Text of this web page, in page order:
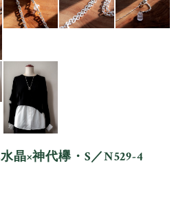
晶×神代欅・S／N529-4